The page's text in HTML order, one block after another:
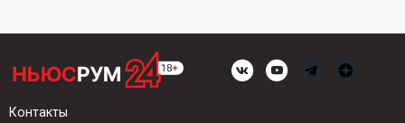
Контакты